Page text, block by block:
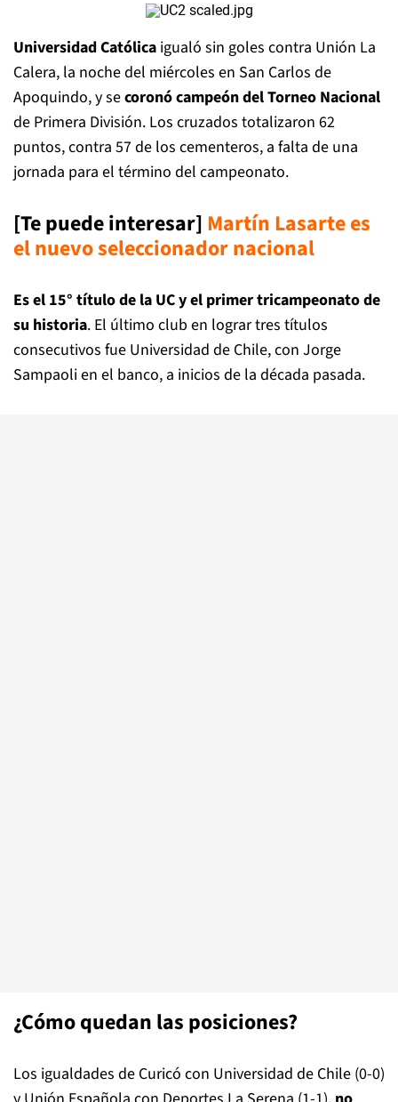
Universidad Católica igualó sin goles contra Unión La
Calera, la noche del miércoles en San Carlos de
Apoquindo, y secoronó campeón del Torneo Nacional
de Primera División. Los cruzados totalizaron 62
puntos, contra 57 de los cementeros, a falta de una
jornada para el término del campeonato.
[Te puede interesar] Martín Lasarte es
el nuevo seleccionador nacional
Es el 15° título de la UC y el primer tricampeonato de
su historia. El último club en lograr tres títulos
consecutivos fue Universidad de Chile, con Jorge
Sampaoli en el banco, a inicios de la década pasada.
¿Cómo quedan las posiciones?
Los igualdades de Curicó con Universidad de Chile (0-0)